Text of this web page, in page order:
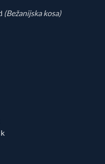
(Bežanijska kosa)